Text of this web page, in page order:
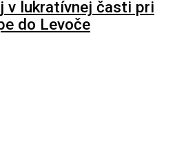
v lukratívnej časti pri
do Levoče